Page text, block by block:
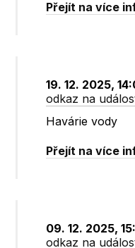
Přejít na více
19. 12. 2025,
odkaz na
Havárie vody
Přejít na více
09. 12. 2025,
odkaz na